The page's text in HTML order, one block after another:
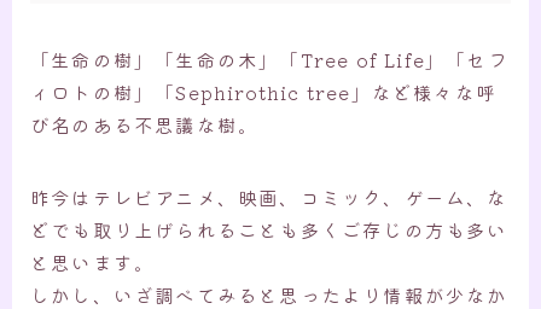
「生命の樹」「生命の木」「Tree of Life」「セフ
ィロトの樹」「Sephirothic tree」など様々な呼
び名のある不思議な樹。
昨今はテレビアニメ、映画、コミック、ゲーム、な
どでも取り上げられることも多くご存じの方も多い
と思います。
しかし、いざ調べてみると思ったより情報が少なか